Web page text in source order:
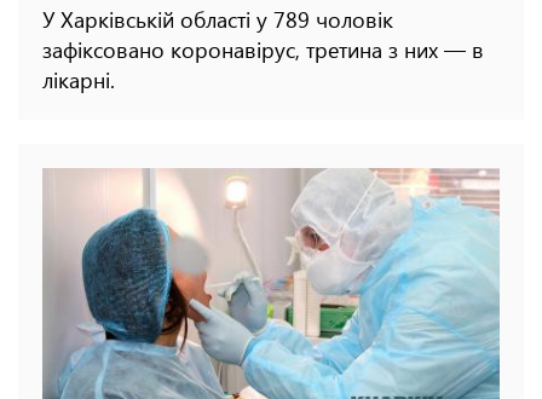
У Харківській області у 789 чоловік
зафіксовано коронавірус, третина з них — в
лікарні.